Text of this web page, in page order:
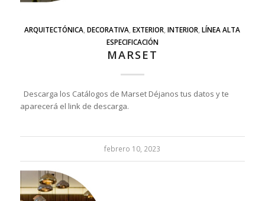
ARQUITECTÓNICA ,DECORATIVA ,EXTERIOR ,INTERIOR ,LÍNEA ALTA
ESPECIFICACIÓN
MARSET
Descarga los Catálogos de Marset Déjanos tus datos y te
aparecerá el link de descarga.
febrero 10, 2023